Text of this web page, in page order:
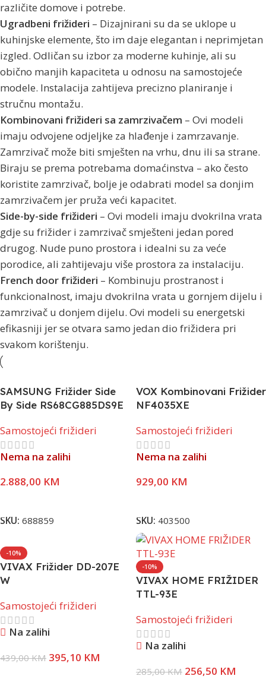
različite domove i potrebe.
Ugradbeni frižideri – Dizajnirani su da se uklope u
kuhinjske elemente, što im daje elegantan i neprimjetan
izgled. Odličan su izbor za moderne kuhinje, ali su
obično manjih kapaciteta u odnosu na samostojeće
modele. Instalacija zahtijeva precizno planiranje i
stručnu montažu.
Kombinovani frižideri sa zamrzivačem – Ovi modeli
imaju odvojene odjeljke za hlađenje i zamrzavanje.
Zamrzivač može biti smješten na vrhu, dnu ili sa strane.
Biraju se prema potrebama domaćinstva – ako često
koristite zamrzivač, bolje je odabrati model sa donjim
zamrzivačem jer pruža veći kapacitet.
Side-by-side frižideri – Ovi modeli imaju dvokrilna vrata
gdje su frižider i zamrzivač smješteni jedan pored
drugog. Nude puno prostora i idealni su za veće
porodice, ali zahtijevaju više prostora za instalaciju.
French door frižideri – Kombinuju prostranost i
funkcionalnost, imaju dvokrilna vrata u gornjem dijelu i
zamrzivač u donjem dijelu. Ovi modeli su energetski
efikasniji jer se otvara samo jedan dio frižidera pri
svakom korištenju.
SAMSUNG Frižider Side
By Side RS68CG885DS9E
Samostojeći frižideri
Nema na zalihi
2.888,00 KM
SKU: 688859
VOX Kombinovani Frižider
NF4035XE
Samostojeći frižideri
Nema na zalihi
929,00 KM
SKU: 403500
-10%
VIVAX Frižider DD-207E
W
Samostojeći frižideri
Na zalihi
439,00KM 395,10 KM
-10%
VIVAX HOME FRIŽIDER
TTL-93E
Samostojeći frižideri
Na zalihi
285,00KM 256,50 KM